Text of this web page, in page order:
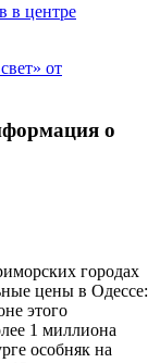
в центре
от
о
городах
цены в Одессе:
этого
1 миллиона
особняк на